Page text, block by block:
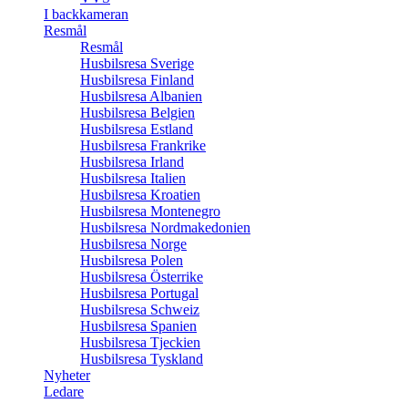
I backkameran
Resmål
Resmål
Husbilsresa Sverige
Husbilsresa Finland
Husbilsresa Albanien
Husbilsresa Belgien
Husbilsresa Estland
Husbilsresa Frankrike
Husbilsresa Irland
Husbilsresa Italien
Husbilsresa Kroatien
Husbilsresa Montenegro
Husbilsresa Nordmakedonien
Husbilsresa Norge
Husbilsresa Polen
Husbilsresa Österrike
Husbilsresa Portugal
Husbilsresa Schweiz
Husbilsresa Spanien
Husbilsresa Tjeckien
Husbilsresa Tyskland
Nyheter
Ledare